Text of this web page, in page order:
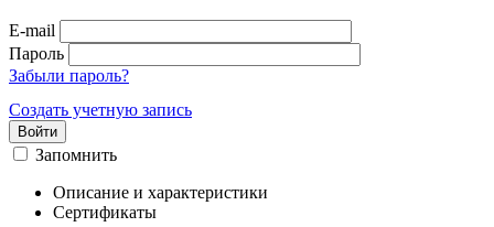
E-mail
Пароль
Забыли пароль?
Создать учетную запись
Войти
Запомнить
Описание и характеристики
Сертификаты